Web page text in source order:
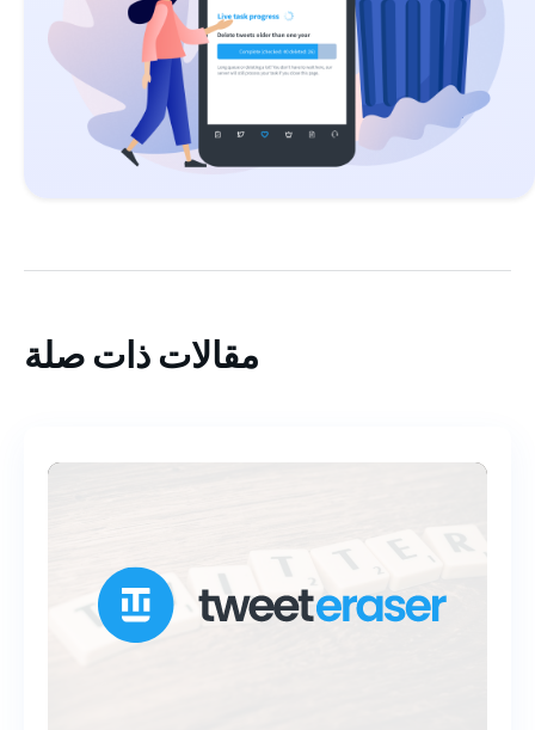
مقالات ذات صلة